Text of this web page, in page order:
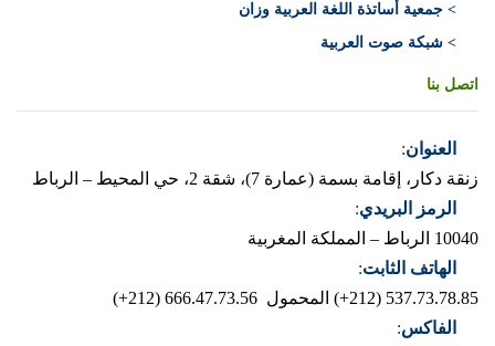
> جمعية أساتذة اللغة العربية وزان
> شبكة صوت العربية
اتصل بنا
العنوان:
زنقة دكار، إقامة بسمة (عمارة 7)، شقة 2، حي المحيط – الرباط
الرمز البريدي:
10040 الرباط – المملكة المغربية
الهاتف الثابت:
537.73.78.85 (212+)
المحمول 666.47.73.56 (212+)
الفاكس: